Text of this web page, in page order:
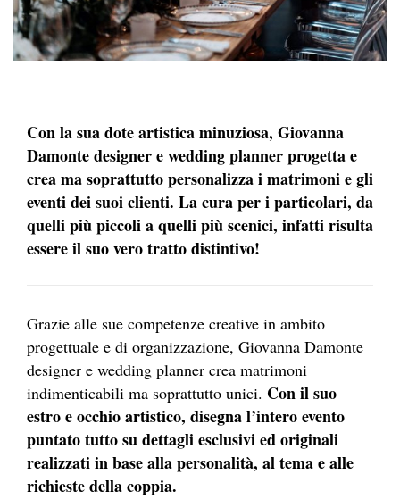
Con la sua dote artistica minuziosa, Giovanna
Damonte designer e wedding planner progetta e
crea ma soprattutto personalizza i matrimoni e gli
eventi dei suoi clienti. La cura per i particolari, da
quelli più piccoli a quelli più scenici, infatti risulta
essere il suo vero tratto distintivo!
Grazie alle sue competenze creative in ambito
progettuale e di organizzazione, Giovanna Damonte
designer e wedding planner crea matrimoni
indimenticabili ma soprattutto unici. Con il suo
estro e occhio artistico, disegna l’intero evento
puntato tutto su dettagli esclusivi ed originali
realizzati in base alla personalità, al tema e alle
richieste della coppia.